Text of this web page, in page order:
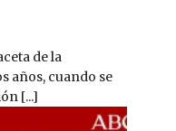
de la
años, cuando se
[...]